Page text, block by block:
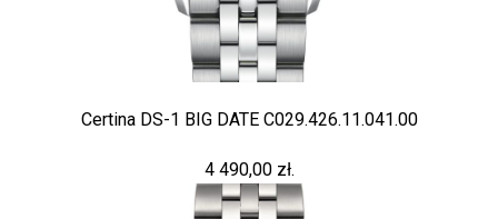
Certina DS-1 BIG DATE C029.426.11.041.00
4 490,00 zł.